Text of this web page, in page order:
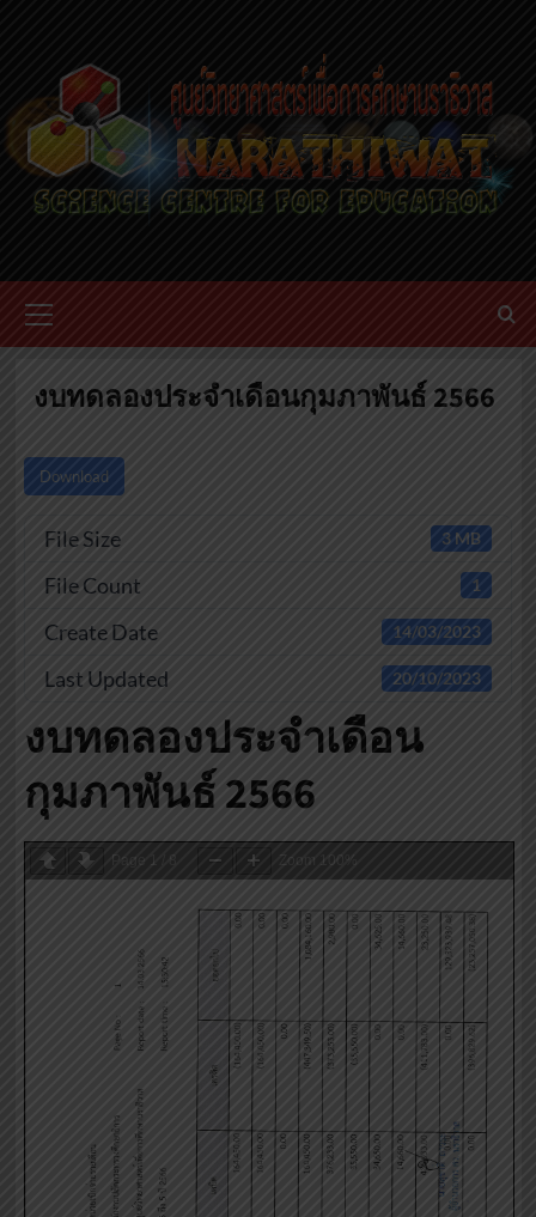
content
Menu
งบทดลองประจำเดือนกุมภาพันธ์ 2566
Download
File Size 3 MB
File Count 1
Create Date 14/03/2023
Last Updated 20/10/2023
งบทดลองประจำเดือน
กุมภาพันธ์ 2566
Page 1 8 Zoom 100%